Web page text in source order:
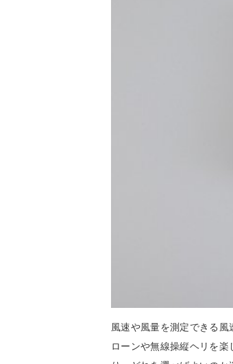
風速や風量を測定できる
ローンや無線操縦ヘリを